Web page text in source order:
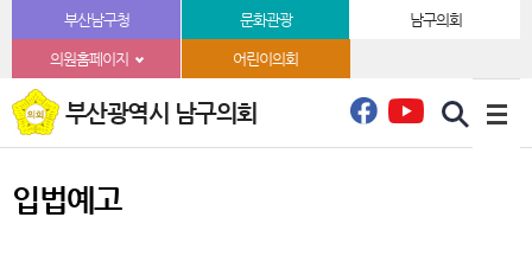
본문바로가기부산남구청 문화관광 남구의회
의원홈페이지 어린이의회
부산광역시 남구의회
입법예고